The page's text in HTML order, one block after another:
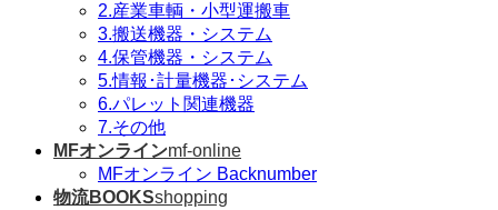
2.産業車輌・小型運搬車
3.搬送機器・システム
4.保管機器・システム
5.情報･計量機器･システム
6.パレット関連機器
7.その他
MFオンラインmf-online
MFオンライン Backnumber
物流BOOKSshopping